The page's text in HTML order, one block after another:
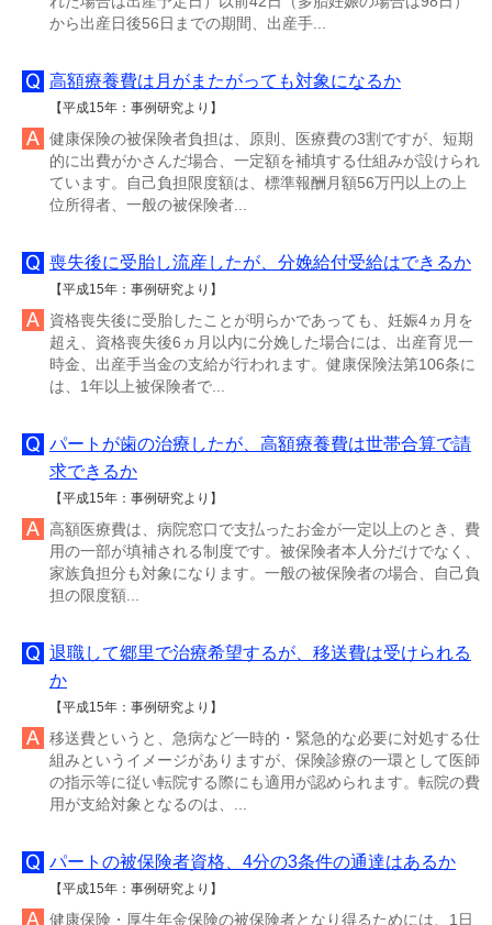
から出産日後56日までの期間、出産手...
高額療養費は月がまたがっても対象になるか
【平成15年：事例研究より】
健康保険の被保険者負担は、原則、医療費の3割ですが、短期
的に出費がかさんだ場合、一定額を補填する仕組みが設けられ
ています。自己負担限度額は、標準報酬月額56万円以上の上
位所得者、一般の被保険者...
喪失後に受胎し流産したが、分娩給付受給はできるか
【平成15年：事例研究より】
資格喪失後に受胎したことが明らかであっても、妊娠4ヵ月を
超え、資格喪失後6ヵ月以内に分娩した場合には、出産育児一
時金、出産手当金の支給が行われます。健康保険法第106条に
は、1年以上被保険者で...
パートが歯の治療したが、高額療養費は世帯合算で請
求できるか
【平成15年：事例研究より】
高額医療費は、病院窓口で支払ったお金が一定以上のとき、費
用の一部が填補される制度です。被保険者本人分だけでなく、
家族負担分も対象になります。一般の被保険者の場合、自己負
担の限度額...
退職して郷里で治療希望するが、移送費は受けられる
か
【平成15年：事例研究より】
移送費というと、急病など一時的・緊急的な必要に対処する仕
組みというイメージがありますが、保険診療の一環として医師
の指示等に従い転院する際にも適用が認められます。転院の費
用が支給対象となるのは、...
パートの被保険者資格、4分の3条件の通達はあるか
【平成15年：事例研究より】
健康保険・厚生年金保険の被保険者となり得るためには、1日